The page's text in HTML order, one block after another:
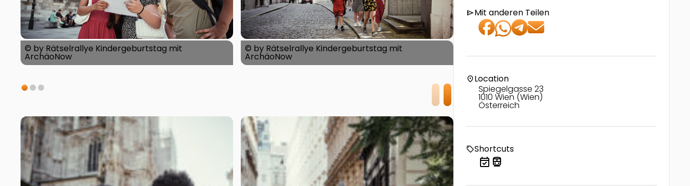
© by Rätselrallye Kindergeburtstag mit
ArchäoNow
© by Rätselrallye Kindergeburtstag mit
ArchäoNow
sendMit anderen Teilen
location_onLocation
Spiegelgasse 23
1010 Wien (Wien)
Österreich
local_offerShortcuts
event_available directions_transit